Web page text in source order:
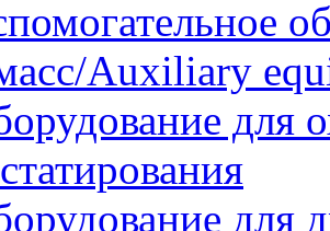
Auxiliary
для
для